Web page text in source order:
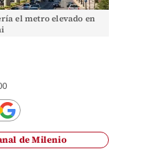
el metro elevado en
de Milenio